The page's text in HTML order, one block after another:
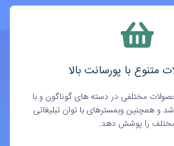
متنوع با پورسانت بالا
مختلفی در دسته های گوناگون و با
و همچنین وبمسترهای با توان تبلیغاتی
را پوشش دهد.